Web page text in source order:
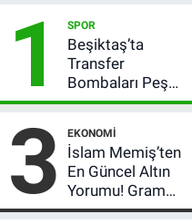
1 SPOR
Beşiktaş’ta
Transfer
Bombaları Peş
Peşe! Adalı
Açıkladı, 5 Yıldız
Daha Listede
3 EKONOMI
İslam Memiş’ten
En Güncel Altın
Yorumu! Gram
Altın İçin 6.350 TL